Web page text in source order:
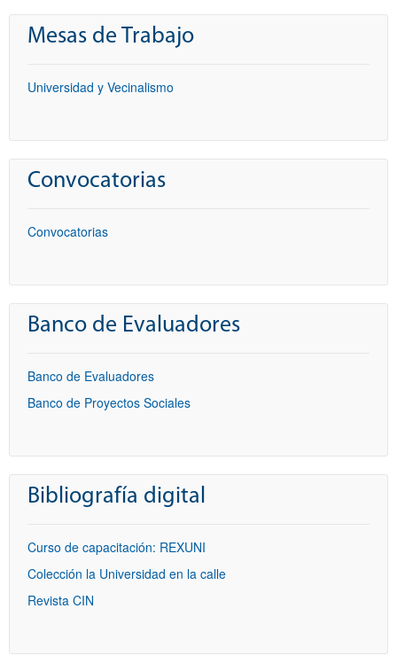
Mesas de Trabajo
Universidad y Vecinalismo
Convocatorias
Convocatorias
Banco de Evaluadores
Banco de Evaluadores
Banco de Proyectos Sociales
Bibliografía digital
Curso de capacitación: REXUNI
Colección la Universidad en la calle
Revista CIN